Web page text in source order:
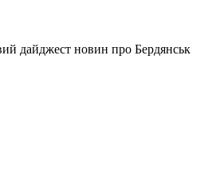
дайджест новин про Бердянськ